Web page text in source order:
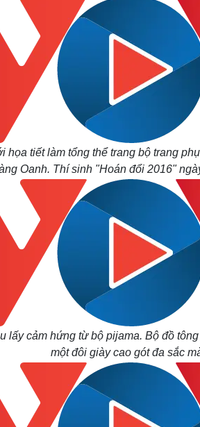
họa tiết làm tổng thể trang bộ trang
Oanh. Thí sinh "Hoán đổi 2016"
lấy cảm hứng từ bộ pijama. Bộ đồ
một đôi giày cao gót đa sắc